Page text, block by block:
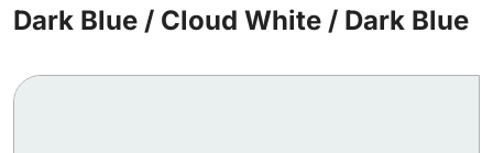
Dark Blue / Cloud White / Dark Blue